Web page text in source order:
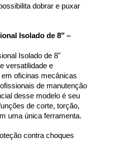
dobrar e puxar
Isolado de 8″ –
Isolado de 8"
versatilidade e
oficinas mecânicas
de manutenção
desse modelo é seu
de corte, torção,
uma única ferramenta.
contra choques